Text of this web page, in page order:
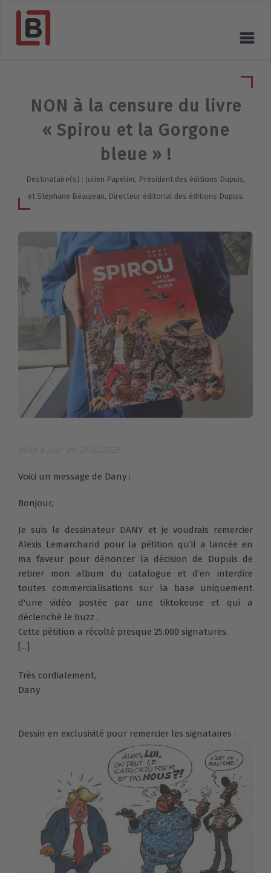
NON à la censure du livre
« Spirou et la Gorgone
bleue » !
Destinataire(s) : Julien Papelier, Président des éditions Dupuis,
et Stéphane Beaujean, Directeur éditorial des éditions Dupuis
Voici un message de Dany :
Bonjour,
Je suis le dessinateur DANY et je voudrais remercier
Alexis Lemarchand pour la pétition qu’il a lancée en
ma faveur pour dénoncer la décision de Dupuis de
retirer mon album du catalogue et d’en interdire
toutes commercialisations sur la base uniquement
d'une vidéo postée par une tiktokeuse et qui a
déclenché le buzz .
Cette pétition a récolté presque 25.000 signatures.
[...]
Très cordialement,
Dany
Dessin en exclusivité pour remercier les signataires :